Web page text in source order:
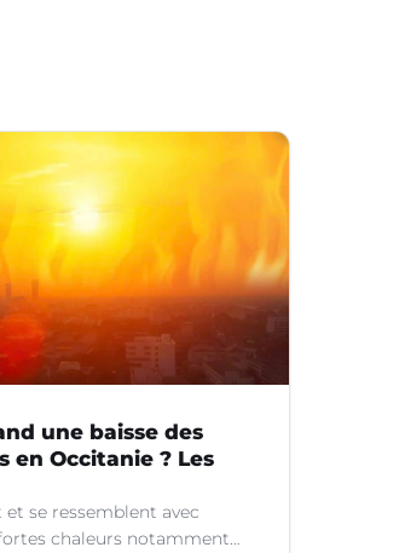
une baisse des
en Occitanie ? Les
et se ressemblent avec
chaleurs notamment